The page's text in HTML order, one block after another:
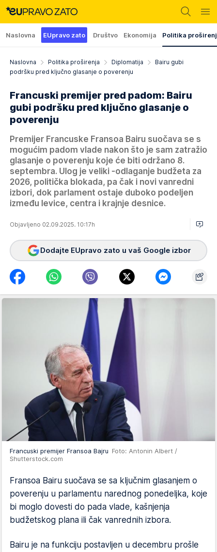
Naslovna EUpravo zato Društvo Ekonomija Politika
Naslovna Politika proširenja Diplomatija
Bairu gubi
podršku pred ključno glasanje o poverenju
Francuski premijer pred padom: Bairu
gubi podršku pred ključno glasanje o
poverenju
Premijer Francuske Fransoa Bairu suočava se s
mogućim padom vlade nakon što je sam zatražio
glasanje o poverenju koje će biti održano 8.
septembra. Ulog je veliki -odlaganje budžeta za
2026, politička blokada, pa čak i novi vanredni
izbori, dok parlament ostaje duboko podeljen
između levice, centra i krajnje desnice.
Objavljeno 02.09.2025. 10:17h
Dodajte EUpravo zato u vaš Google izbor
Francuski premijer Fransoa Bajru Foto: Antonin Albert /
Shutterstock.com
Fransoa Bairu suočava se sa ključnim glasanjem o
poverenju u parlamentu narednog ponedeljka, koje
bi moglo dovesti do pada vlade, kašnjenja
budžetskog plana ili čak vanrednih izbora.
Bairu je na funkciju postavljen u decembru prošle